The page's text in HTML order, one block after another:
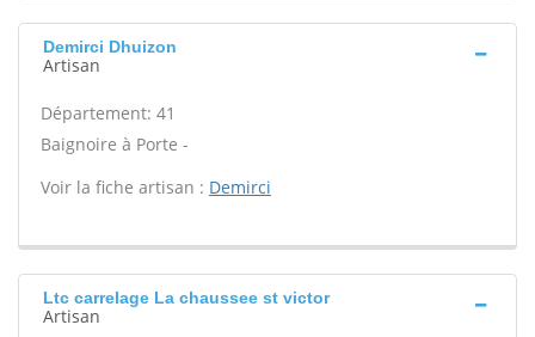
Demirci Dhuizon
Artisan
Département: 41
Baignoire à Porte -
Voir la fiche artisan : Demirci
Ltc carrelage La chaussee st victor
Artisan